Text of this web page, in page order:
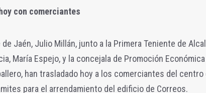
con comerciantes
de Jaén, Julio Millán, junto a la Primera Teniente de
María Espejo, y la concejala de Promoción Económica
han trasladado hoy a los comerciantes del
para el arrendamiento del edificio de Correos.